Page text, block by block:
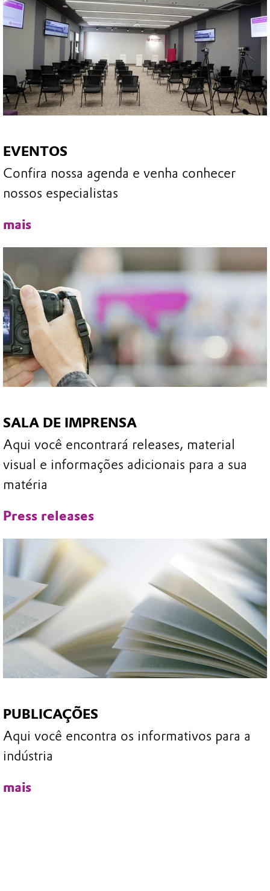
EVENTOS
Confira nossa agenda e venha conhecer
nossos especialistas
mais
SALA DE IMPRENSA
Aqui você encontrará releases, material
visual e informações adicionais para a sua
matéria
Press releases
PUBLICAÇÕES
Aqui você encontra os informativos para a
indústria
mais